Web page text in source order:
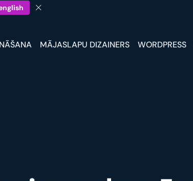
MĀJASLAPU DIZAINERS WORDPRESS